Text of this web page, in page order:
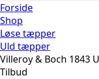
Forside
Shop
Løse tæpper
Uld tæpper
Villeroy & Boch 1843
Tilbud